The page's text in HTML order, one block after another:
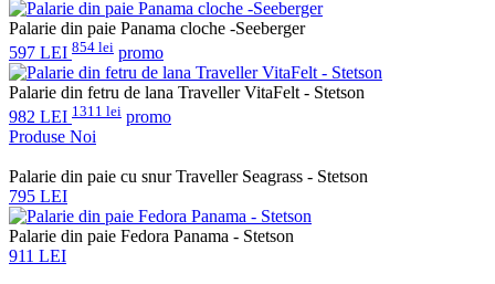
Palarie din paie Panama cloche -Seeberger
597 LEI 854 lei promo
Palarie din fetru de lana Traveller VitaFelt - Stetson
982 LEI 1311 lei promo
Produse Noi
Palarie din paie cu snur Traveller Seagrass - Stetson
795 LEI
Palarie din paie Fedora Panama - Stetson
911 LEI